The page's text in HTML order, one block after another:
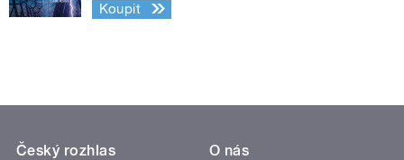
Koupit
Český rozhlas
O nás